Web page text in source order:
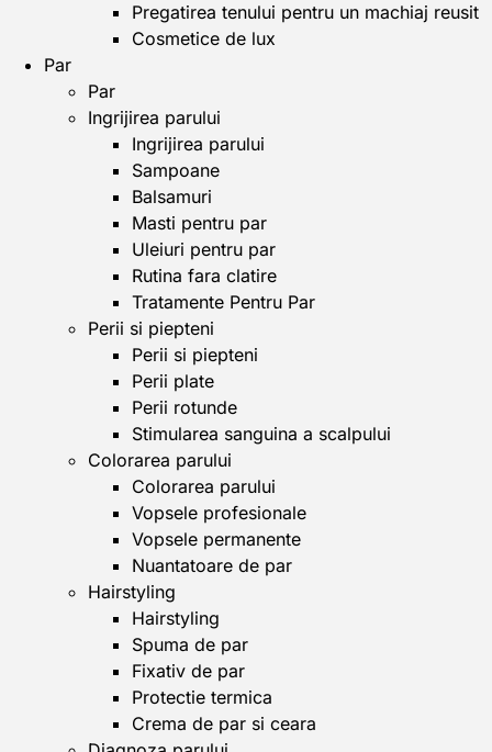
Pregatirea tenului pentru un machiaj reusit
Cosmetice de lux
Par
Par
Ingrijirea parului
Ingrijirea parului
Sampoane
Balsamuri
Masti pentru par
Uleiuri pentru par
Rutina fara clatire
Tratamente Pentru Par
Perii si piepteni
Perii si piepteni
Perii plate
Perii rotunde
Stimularea sanguina a scalpului
Colorarea parului
Colorarea parului
Vopsele profesionale
Vopsele permanente
Nuantatoare de par
Hairstyling
Hairstyling
Spuma de par
Fixativ de par
Protectie termica
Crema de par si ceara